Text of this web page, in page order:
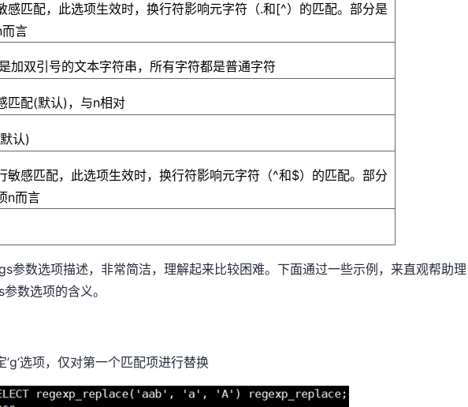
感匹配，此选项生效时，换行符影响元字符（.和[^）的匹配。部分是
言
加双引号的文本字符串，所有字符都是普通字符
匹配(默认)，与n相对
认)
敏感匹配，此选项生效时，换行符影响元字符（^和$）的匹配。部分
n而言
参数选项描述，非常简洁，理解起来比较困难。下面通过一些示例，来直观帮助理
参数选项的含义。
’g‘选项，仅对第一个匹配项进行替换